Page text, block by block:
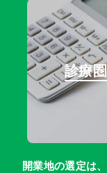
診療
開業地の選定は